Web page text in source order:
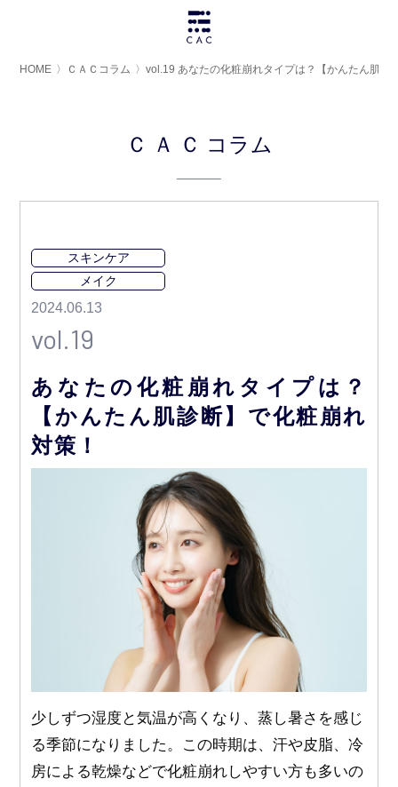
HOME 〉 ＣＡＣコラム 〉vol.19 あなたの化粧崩れタイプは？【かんたん肌診
ＣＡＣ コラム
スキンケア
メイク
2024.06.13
vol.19
あなたの化粧崩れタイプは？
【かんたん肌診断】で化粧崩れ
対策！
少しずつ湿度と気温が高くなり、蒸し暑さを感じ
る季節になりました。この時期は、汗や皮脂、冷
房による乾燥などで化粧崩れしやすい方も多いの